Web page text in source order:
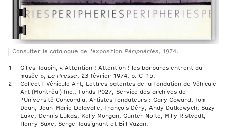
Consulter le catalogue de l'exposition Périphéries, 1974.
Gilles Toupin, « Attention ! Attention ! les barbares entrent au
musée », La Presse , 23 février 1974, p. C-15.
Collectif Véhicule Art, Lettres patentes de la fondation de Véhicule
Art (Montréal) Inc., Fonds P027, Service des archives de
l’Université Concordia. Artistes fondateurs : Gary Coward, Tom
Dean, Jean-Marie Delavalle, François Déry, Andy Dutkewych, Suzy
Lake, Dennis Lukas, Kelly Morgan, Gunter Nolte, Milly Ristvedt,
Henry Saxe, Serge Tousignant et Bill Vazan.